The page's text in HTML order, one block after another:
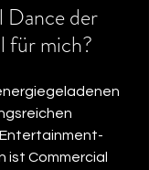
Dance der
für mich?
Entertainment-
ist Commercial